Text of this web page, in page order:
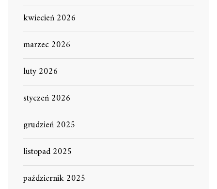
kwiecień 2026
marzec 2026
luty 2026
styczeń 2026
grudzień 2025
listopad 2025
październik 2025